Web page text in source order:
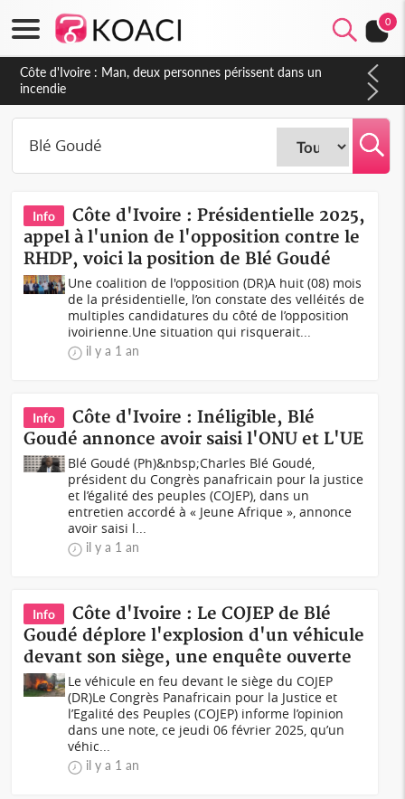
0
Côte d'Ivoire : Séileu, la célébration de la fête nationale
transformée en vaste campagne contre les produits
dépigmentants dangereux
Info
Côte d'Ivoire : Présidentielle 2025,
appel à l'union de l'opposition contre le
RHDP, voici la position de Blé Goudé
Une coalition de l'opposition (DR)A huit (08) mois
de la présidentielle, l’on constate des velléités de
multiples candidatures du côté de l’opposition
ivoirienne.Une situation qui risquerait...
il y a 1 an
Info
Côte d'Ivoire : Inéligible, Blé
Goudé annonce avoir saisi l'ONU et L'UE
Blé Goudé (Ph)&nbsp;Charles Blé Goudé,
président du Congrès panafricain pour la justice
et l’égalité des peuples (COJEP), dans un
entretien accordé à « Jeune Afrique », annonce
avoir saisi l...
il y a 1 an
Info
Côte d'Ivoire : Le COJEP de Blé
Goudé déplore l'explosion d'un véhicule
devant son siège, une enquête ouverte
Le véhicule en feu devant le siège du COJEP
(DR)Le Congrès Panafricain pour la Justice et
l’Egalité des Peuples (COJEP) informe l’opinion
dans une note, ce jeudi 06 février 2025, qu’un
véhic...
il y a 1 an